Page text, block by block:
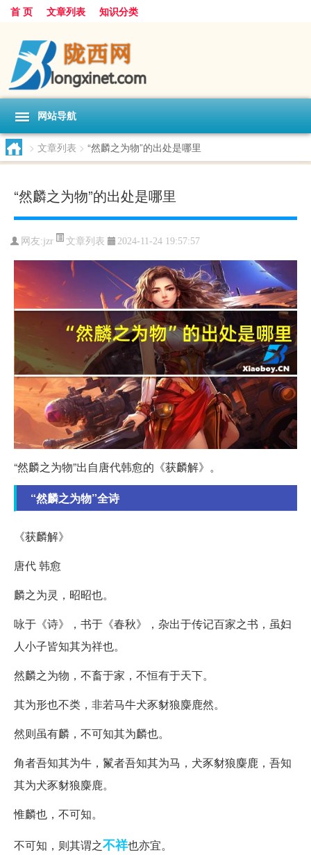
首 页 文章列表 知识分类
网站导航
> 文章列表 > “然麟之为物”的出处是哪里
“然麟之为物”的出处是哪里
网友:jzr 文章列表 2024-11-24 19:57:57
“然麟之为物”出自唐代韩愈的《获麟解》。
“然麟之为物”全诗
《获麟解》
唐代 韩愈
麟之为灵，昭昭也。
咏于《诗》，书于《春秋》，杂出于传记百家之书，虽妇
人小子皆知其为祥也。
然麟之为物，不畜于家，不恒有于天下。
其为形也不类，非若马牛犬豕豺狼麋鹿然。
然则虽有麟，不可知其为麟也。
角者吾知其为牛，鬣者吾知其为马，犬豕豺狼麋鹿，吾知
其为犬豕豺狼麋鹿。
惟麟也，不可知。
不可知，则其谓之不祥也亦宜。